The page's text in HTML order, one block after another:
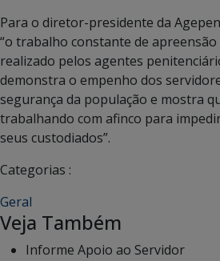
Para o diretor-presidente da
“o trabalho constante de
realizado pelos agentes
demonstra o empenho dos
segurança da população e mostra
trabalhando com afinco para
seus custodiados”.
Categorias :
Geral
Veja Também
Informe Apoio ao Servidor